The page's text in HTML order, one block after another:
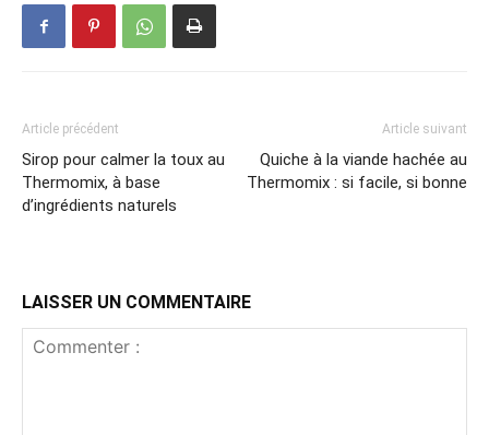
Article précédent
Sirop pour calmer la toux au
Thermomix, à base
d’ingrédients naturels
Article suivant
Quiche à la viande hachée au
Thermomix : si facile, si bonne
LAISSER UN COMMENTAIRE